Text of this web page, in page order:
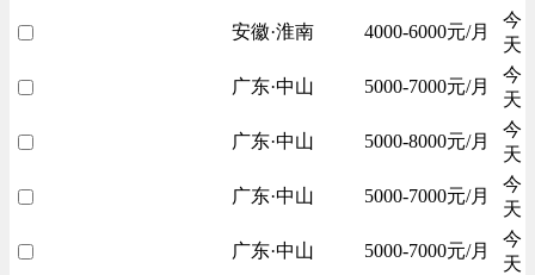
安徽·淮南 4000-6000元/月
今
天
广东·中山 5000-7000元/月
今
天
广东·中山 5000-8000元/月
今
天
广东·中山 5000-7000元/月
今
天
广东·中山 5000-7000元/月
今
天